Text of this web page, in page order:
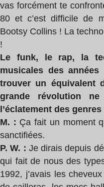
vas forcément te
80 et c’est difficile de
Bootsy Collins ! La
!
Le funk, le rap, la
musicales des
trouver un équivalent
grande révolution
l’éclatement des
M. : Ça fait un moment
sanctifiées.
P. W. : Je dirais depuis
qui fait de nous des
1992, j’avais les